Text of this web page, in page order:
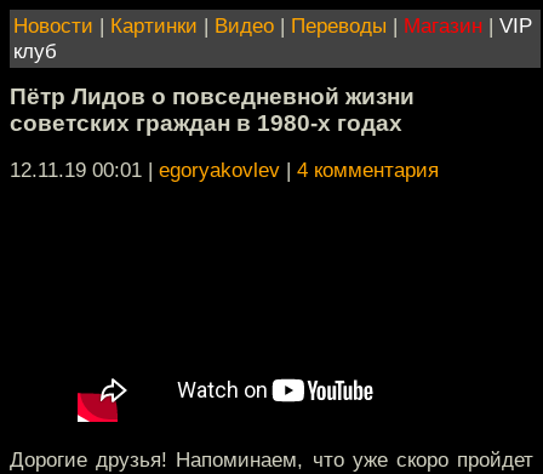
Новости | Картинки | Видео | Переводы | Магазин | VIP
клуб
Пётр Лидов о повседневной жизни
советских граждан в 1980-х годах
12.11.19 00:01 | egoryakovlev | 4 комментария
Дорогие друзья! Напоминаем, что уже скоро пройдет